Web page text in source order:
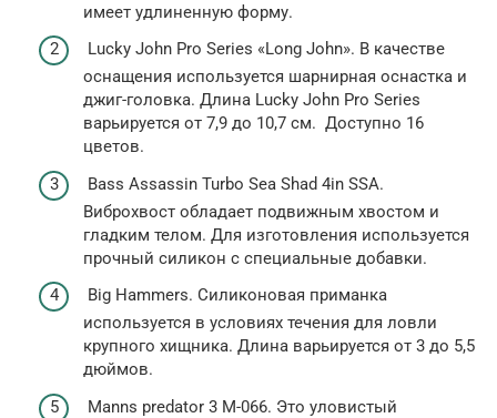
имеет удлиненную форму.
Lucky John Pro Series «Long John». В качестве
оснащения используется шарнирная оснастка и
джиг-головка. Длина Lucky John Pro Series
варьируется от 7,9 до 10,7 см. Доступно 16
цветов.
Bass Assassin Turbo Sea Shad 4in SSA.
Виброхвост обладает подвижным хвостом и
гладким телом. Для изготовления используется
прочный силикон с специальные добавки.
Big Hammers. Силиконовая приманка
используется в условиях течения для ловли
крупного хищника. Длина варьируется от 3 до 5,5
дюймов.
Manns predator 3 M-066. Это уловистый